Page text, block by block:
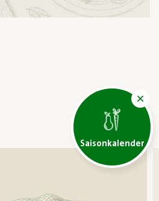
Saisonkalender